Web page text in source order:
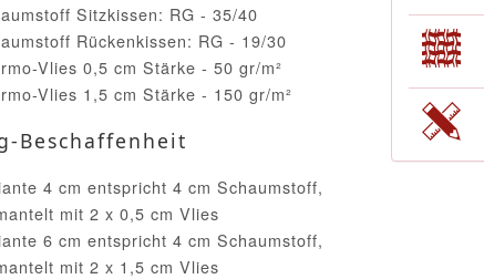
Sitzkissen: RG - 35/40
Rückenkissen: RG - 19/30
Vlies 0,5 cm Stärke - 50 gr/m²
Vlies 1,5 cm Stärke - 150 gr/m²
Beschaffenheit
4 cm entspricht 4 cm Schaumstoff,
mit 2 x 0,5 cm Vlies
6 cm entspricht 4 cm Schaumstoff,
mit 2 x 1,5 cm Vlies